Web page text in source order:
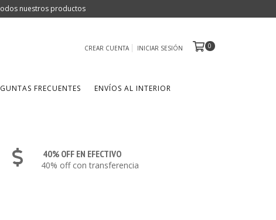
nuestros productos
CREAR CUENTA INICIAR SESIÓN 0
FRECUENTES ENVÍOS AL INTERIOR
40% OFF EN EFECTIVO
40% off con transferencia